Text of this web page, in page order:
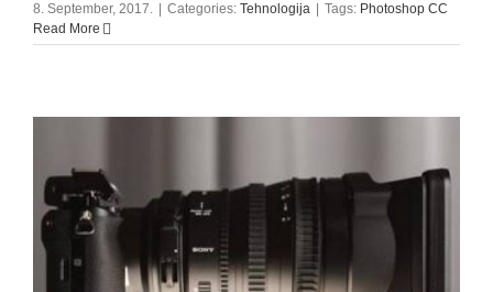
8. September, 2017. Categories: Tehnologija Tags: Photoshop CC
Read More